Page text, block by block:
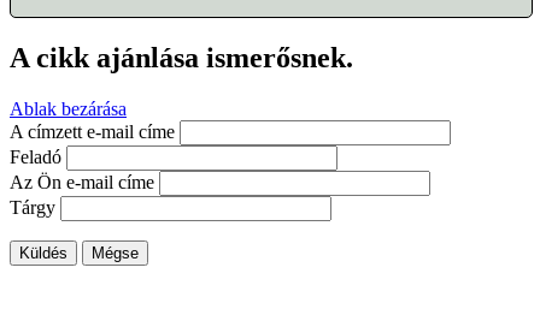
A cikk ajánlása ismerősnek.
Ablak bezárása
A címzett e-mail címe
Feladó
Az Ön e-mail címe
Tárgy
Küldés Mégse